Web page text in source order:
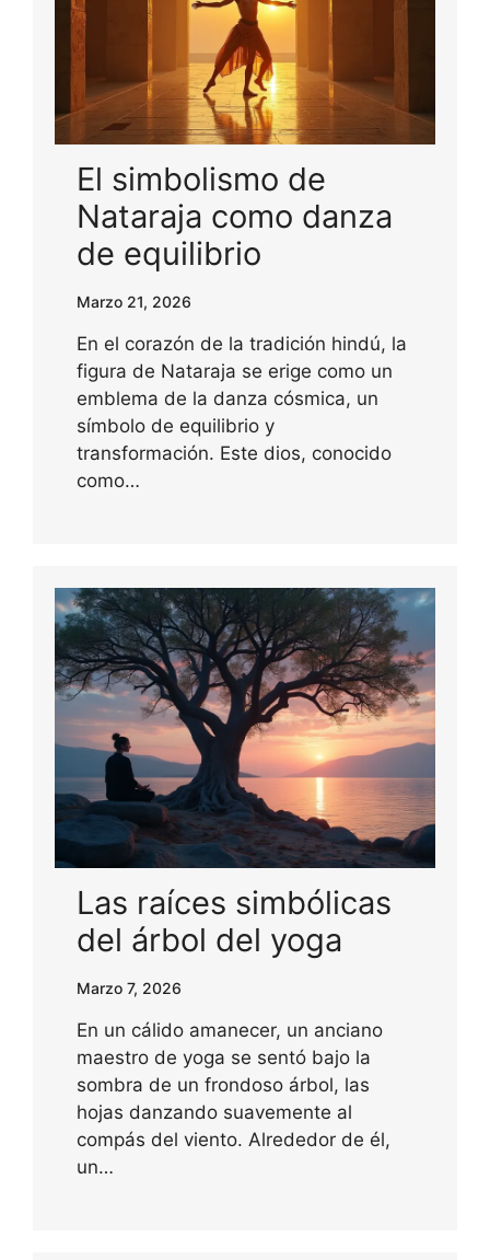
El simbolismo de
Nataraja como danza
de equilibrio
Marzo 21, 2026
En el corazón de la tradición hindú, la
figura de Nataraja se erige como un
emblema de la danza cósmica, un
símbolo de equilibrio y
transformación. Este dios, conocido
como…
Las raíces simbólicas
del árbol del yoga
Marzo 7, 2026
En un cálido amanecer, un anciano
maestro de yoga se sentó bajo la
sombra de un frondoso árbol, las
hojas danzando suavemente al
compás del viento. Alrededor de él,
un…